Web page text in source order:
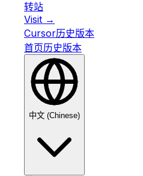
转站
Visit →
Cursor历史版本
首页历史版本
中文 (Chinese)